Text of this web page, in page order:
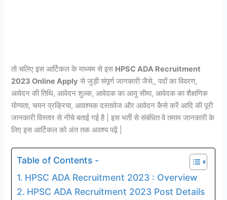
तो चलिए इस आर्टिकल के माध्यम से इस HPSC ADA Recruitment
2023 Online Apply से जुड़ी संपूर्ण जानकारी जैसे_ पदों का विवरण,
आवेदन की तिथि, आवेदन शुल्क, आवेदक का आयु सीमा, आवेदक का शैक्षणिक
योग्यता, चयन प्रक्रिया, आवश्यक दस्तावेज और आवेदन कैसे करें आदि की पूरी
जानकारी विस्तार से नीचे बताई गई है | इस भर्ती से संबंधित वे तमाम जानकारी के
लिए इस आर्टिकल को अंत तक अवश्य पढ़ें |
Table of Contents -
HPSC ADA Recruitment 2023 : Overview
HPSC ADA Recruitment 2023 Post Details